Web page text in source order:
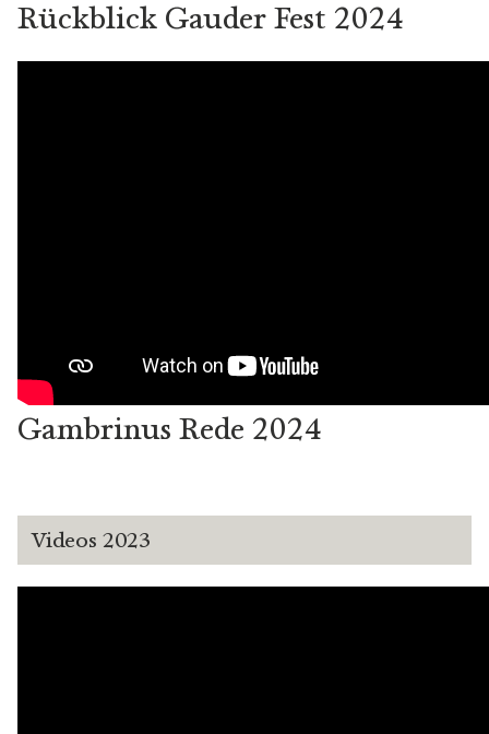
Rückblick Gauder Fest 2024
Gambrinus Rede 2024
Videos 2023